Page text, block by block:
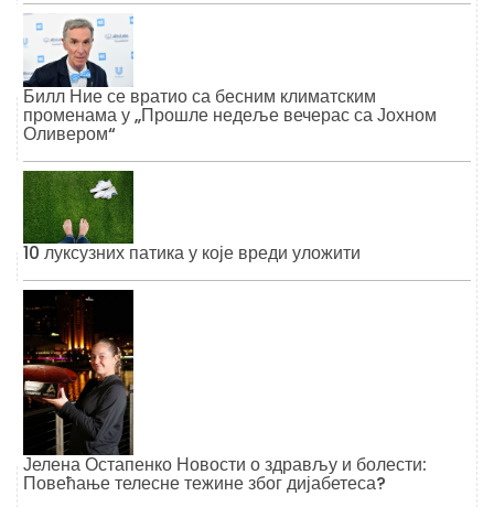
Билл Ние се вратио са бесним климатским
променама у „Прошле недеље вечерас са Јохном
Оливером“
10 луксузних патика у које вреди уложити
Јелена Остапенко Новости о здрављу и болести:
Повећање телесне тежине због дијабетеса?